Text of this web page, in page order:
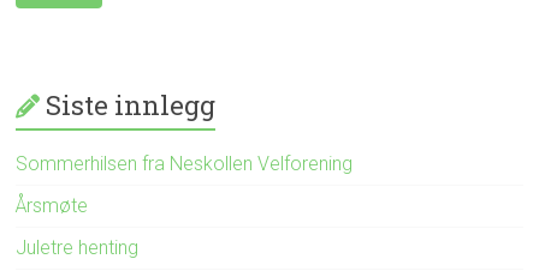
Siste innlegg
Sommerhilsen fra Neskollen Velforening
Årsmøte
Juletre henting